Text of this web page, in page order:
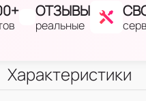
ОТЗЫВЫ
реальные
Характеристики